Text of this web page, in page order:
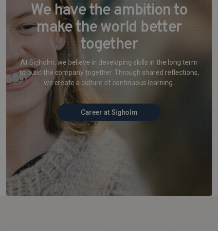
We have the ambition to
make the world better
together
At Sigholm, we believe in developing skills in the long term
to build the company together. Through shared reflections,
we create a culture of continuous learning.
Career at Sigholm